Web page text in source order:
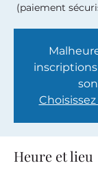
(paiement
Heure et lieu